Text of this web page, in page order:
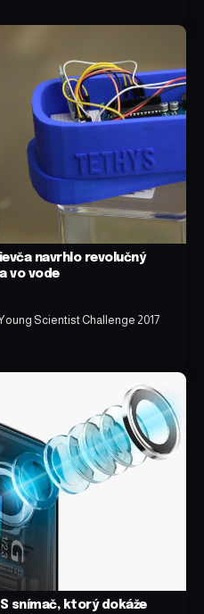
navrhlo revolučný
vo vode
Scientist Challenge 2017
snímač, ktorý dokáže